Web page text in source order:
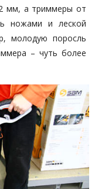
мм, а триммеры от
ножами и леской
молодую поросль
– чуть более